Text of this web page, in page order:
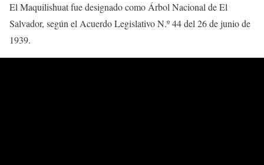
El Maquilishuat fue designado como Árbol Nacional de El
Salvador, según el Acuerdo Legislativo N.º 44 del 26 de junio de
1939.